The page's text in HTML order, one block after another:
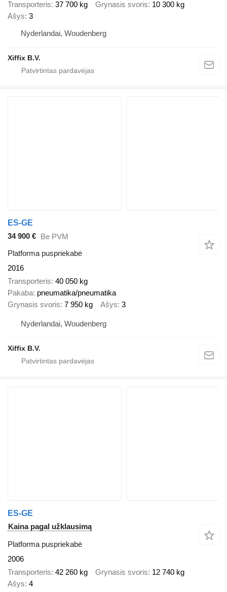
Transporteris 37 700 kg Grynasis svoris 10 300 kg
Ašys 3
Nyderlandai, Woudenberg
Xiffix B.V.
ES-GE
34 900 € Be PVM
Platforma puspriekabė
2016
Transporteris 40 050 kg
Pakaba pneumatika/pneumatika
Grynasis svoris 7 950 kg Ašys 3
Nyderlandai, Woudenberg
Xiffix B.V.
ES-GE
Kaina pagal užklausimą
Platforma puspriekabė
2006
Transporteris 42 260 kg Grynasis svoris 12 740 kg
Ašys 4